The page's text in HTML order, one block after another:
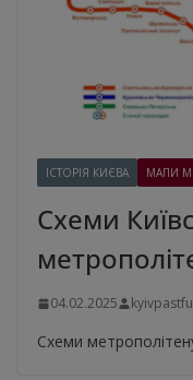
ІСТОРІЯ КИЄВА МАПИ
Схеми
04.02.2025
Схеми